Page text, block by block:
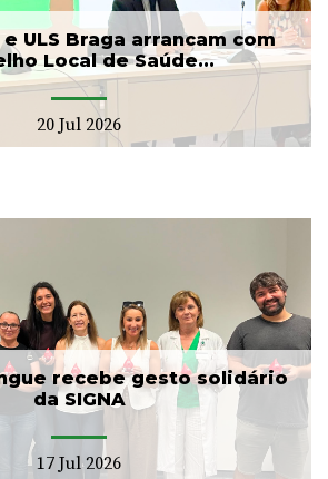
e ULS Braga arrancam com
Local de Saúde...
20 Jul 2026
recebe gesto solidário
da SIGNA
17 Jul 2026